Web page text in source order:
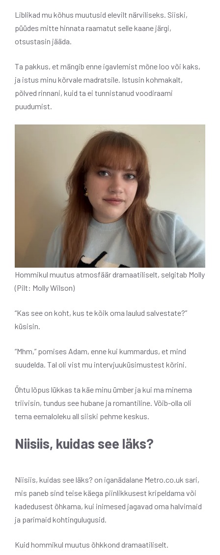
Liblikad mu kõhus muutusid elevilt närviliseks. Siiski,
püüdes mitte hinnata raamatut selle kaane järgi,
otsustasin jääda.
Ta pakkus, et mängib enne igavlemist mõne loo või kaks,
ja istus minu kõrvale madratsile. Istusin kohmakalt,
põlved rinnani, kuid ta ei tunnistanud voodiraami
puudumist.
Hommikul muutus atmosfäär dramaatiliselt, selgitab Molly
(Pilt: Molly Wilson)
“Kas see on koht, kus te kõik oma laulud salvestate?”
küsisin.
“Mhm,” pomises Adam, enne kui kummardus, et mind
suudelda. Tal oli vist mu intervjuuküsimustest kõrini.
Õhtu lõpus lükkas ta käe minu ümber ja kui ma minema
triivisin, tundus see hubane ja romantiline. Võib-olla oli
tema eemaloleku all siiski pehme keskus.
Niisiis, kuidas see läks?
Niisiis, kuidas see läks? on iganädalane Metro.co.uk sari,
mis paneb sind teise käega piinlikkusest kripeldama või
kadedusest õhkama, kui inimesed jagavad oma halvimaid
ja parimaid kohtingulugusid.
Kuid hommikul muutus õhkkond dramaatiliselt.